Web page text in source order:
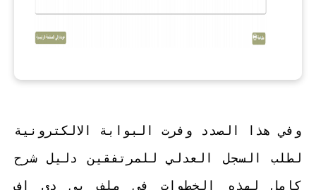
وفي هذا الصدد وفرت البوابة الالكترونية
لطلب السجل العدلي للمرتفقين دليل شرح
كامل لهذه الخطوات في ملف بي دي اف